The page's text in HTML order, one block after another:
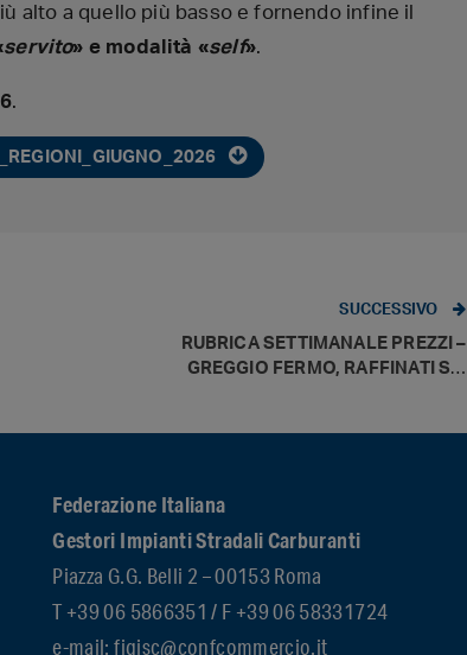
alto a quello più basso e fornendo infine il
servito» e modalità «self».
.
SUCCESSIVO
RUBRICA SETTIMANALE PREZZI –
GREGGIO FERMO, RAFFINATI SU,
Federazione Italiana
Gestori Impianti Stradali Carburanti
Piazza G.G. Belli 2 – 00153 Roma
T +39 06 5866351 / F +39 06 58331724
e-mail: figisc@confcommercio.it